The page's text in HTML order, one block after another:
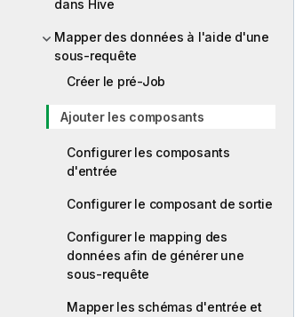
dans Hive
Mapper des données à l'aide d'une
sous-requête
Créer le pré-Job
Ajouter les composants
Configurer les composants
d'entrée
Configurer le composant de sortie
Configurer le mapping des
données afin de générer une
sous-requête
Mapper les schémas d'entrée et